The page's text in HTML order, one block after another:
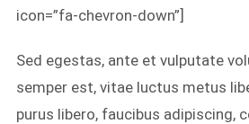
icon=”fa-chevron-down”]
Sed egestas, ante et vulputate
semper est, vitae luctus metus
purus libero, faucibus adipiscing,